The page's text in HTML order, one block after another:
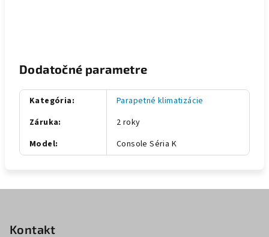
Dodatočné parametre
Kategória:
Parapetné klimatizácie
Záruka:
2 roky
Model: Console Séria K
Kontakt